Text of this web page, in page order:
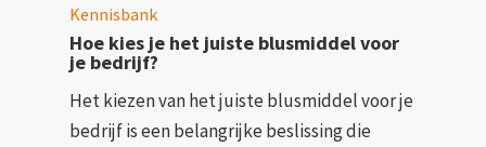
Kennisbank
Hoe kies je het juiste blusmiddel voor
je bedrijf?
Het kiezen van het juiste blusmiddel voor je
bedrijf is een belangrijke beslissing die